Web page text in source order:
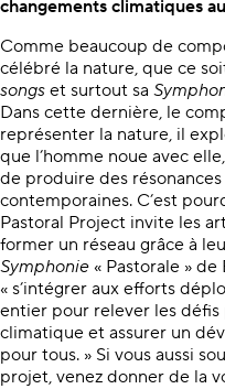
changements climatiques
Comme beaucoup de
célébré la nature, que ce
songs et surtout sa
Dans cette dernière, le
représenter la nature, il
que l’homme noue avec
de produire des
contemporaines. C’est
Pastoral Project invite les
former un réseau grâce à
Symphonie « Pastorale » de
« s’intégrer aux efforts
entier pour relever les
climatique et assurer un
pour tous. » Si vous aussi
projet, venez donner de la